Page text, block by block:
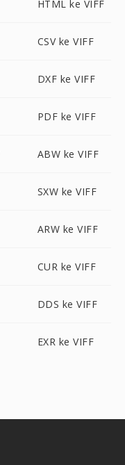
HTML ke VIFF
CSV ke VIFF
DXF ke VIFF
PDF ke VIFF
ABW ke VIFF
SXW ke VIFF
ARW ke VIFF
CUR ke VIFF
DDS ke VIFF
EXR ke VIFF